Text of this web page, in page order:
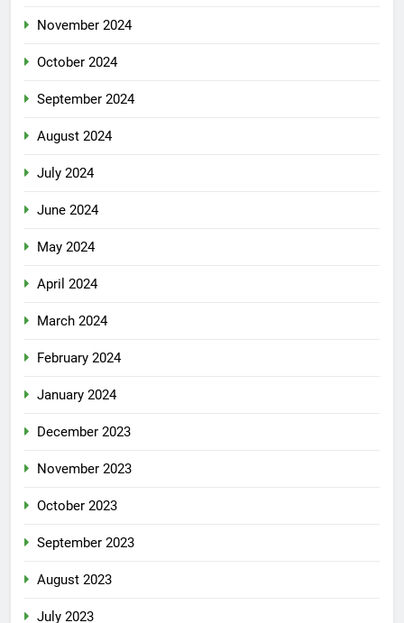
November 2024
October 2024
September 2024
August 2024
July 2024
June 2024
May 2024
April 2024
March 2024
February 2024
January 2024
December 2023
November 2023
October 2023
September 2023
August 2023
July 2023